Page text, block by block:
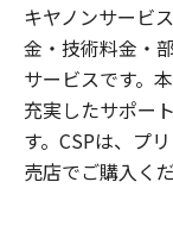
キヤノンサービ
金・技術料金・
サービスです。
充実したサポー
す。CSPは、プ
売店でご購入くだ